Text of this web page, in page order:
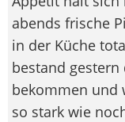
abends frische
in der Küche
bestand gestern
bekommen und
so stark wie